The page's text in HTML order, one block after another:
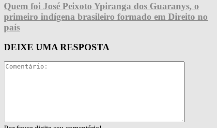
Quem foi José Peixoto Ypiranga dos Guaranys, o
primeiro indígena brasileiro formado em Direito no
país
DEIXE UMA RESPOSTA